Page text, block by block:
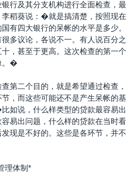
行及其分支机构进行全面检查，最
稻葵说：�就是搞清楚，按照现在
有四大银行的呆帐的水平是多少。
多议论，各说不一。有人说百分之
，甚至于更高。这次检查的第一个
。�
第二个目的，就是希望通过检查，
，而这些可能还不是产生呆帐的基
如说，什么样类型的贷款最容易出
易出问题，什么样的贷款在当时看
现是不好的。这些是各环节，并不
理体制*